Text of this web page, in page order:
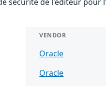
VENDOR
Oracle
Oracle